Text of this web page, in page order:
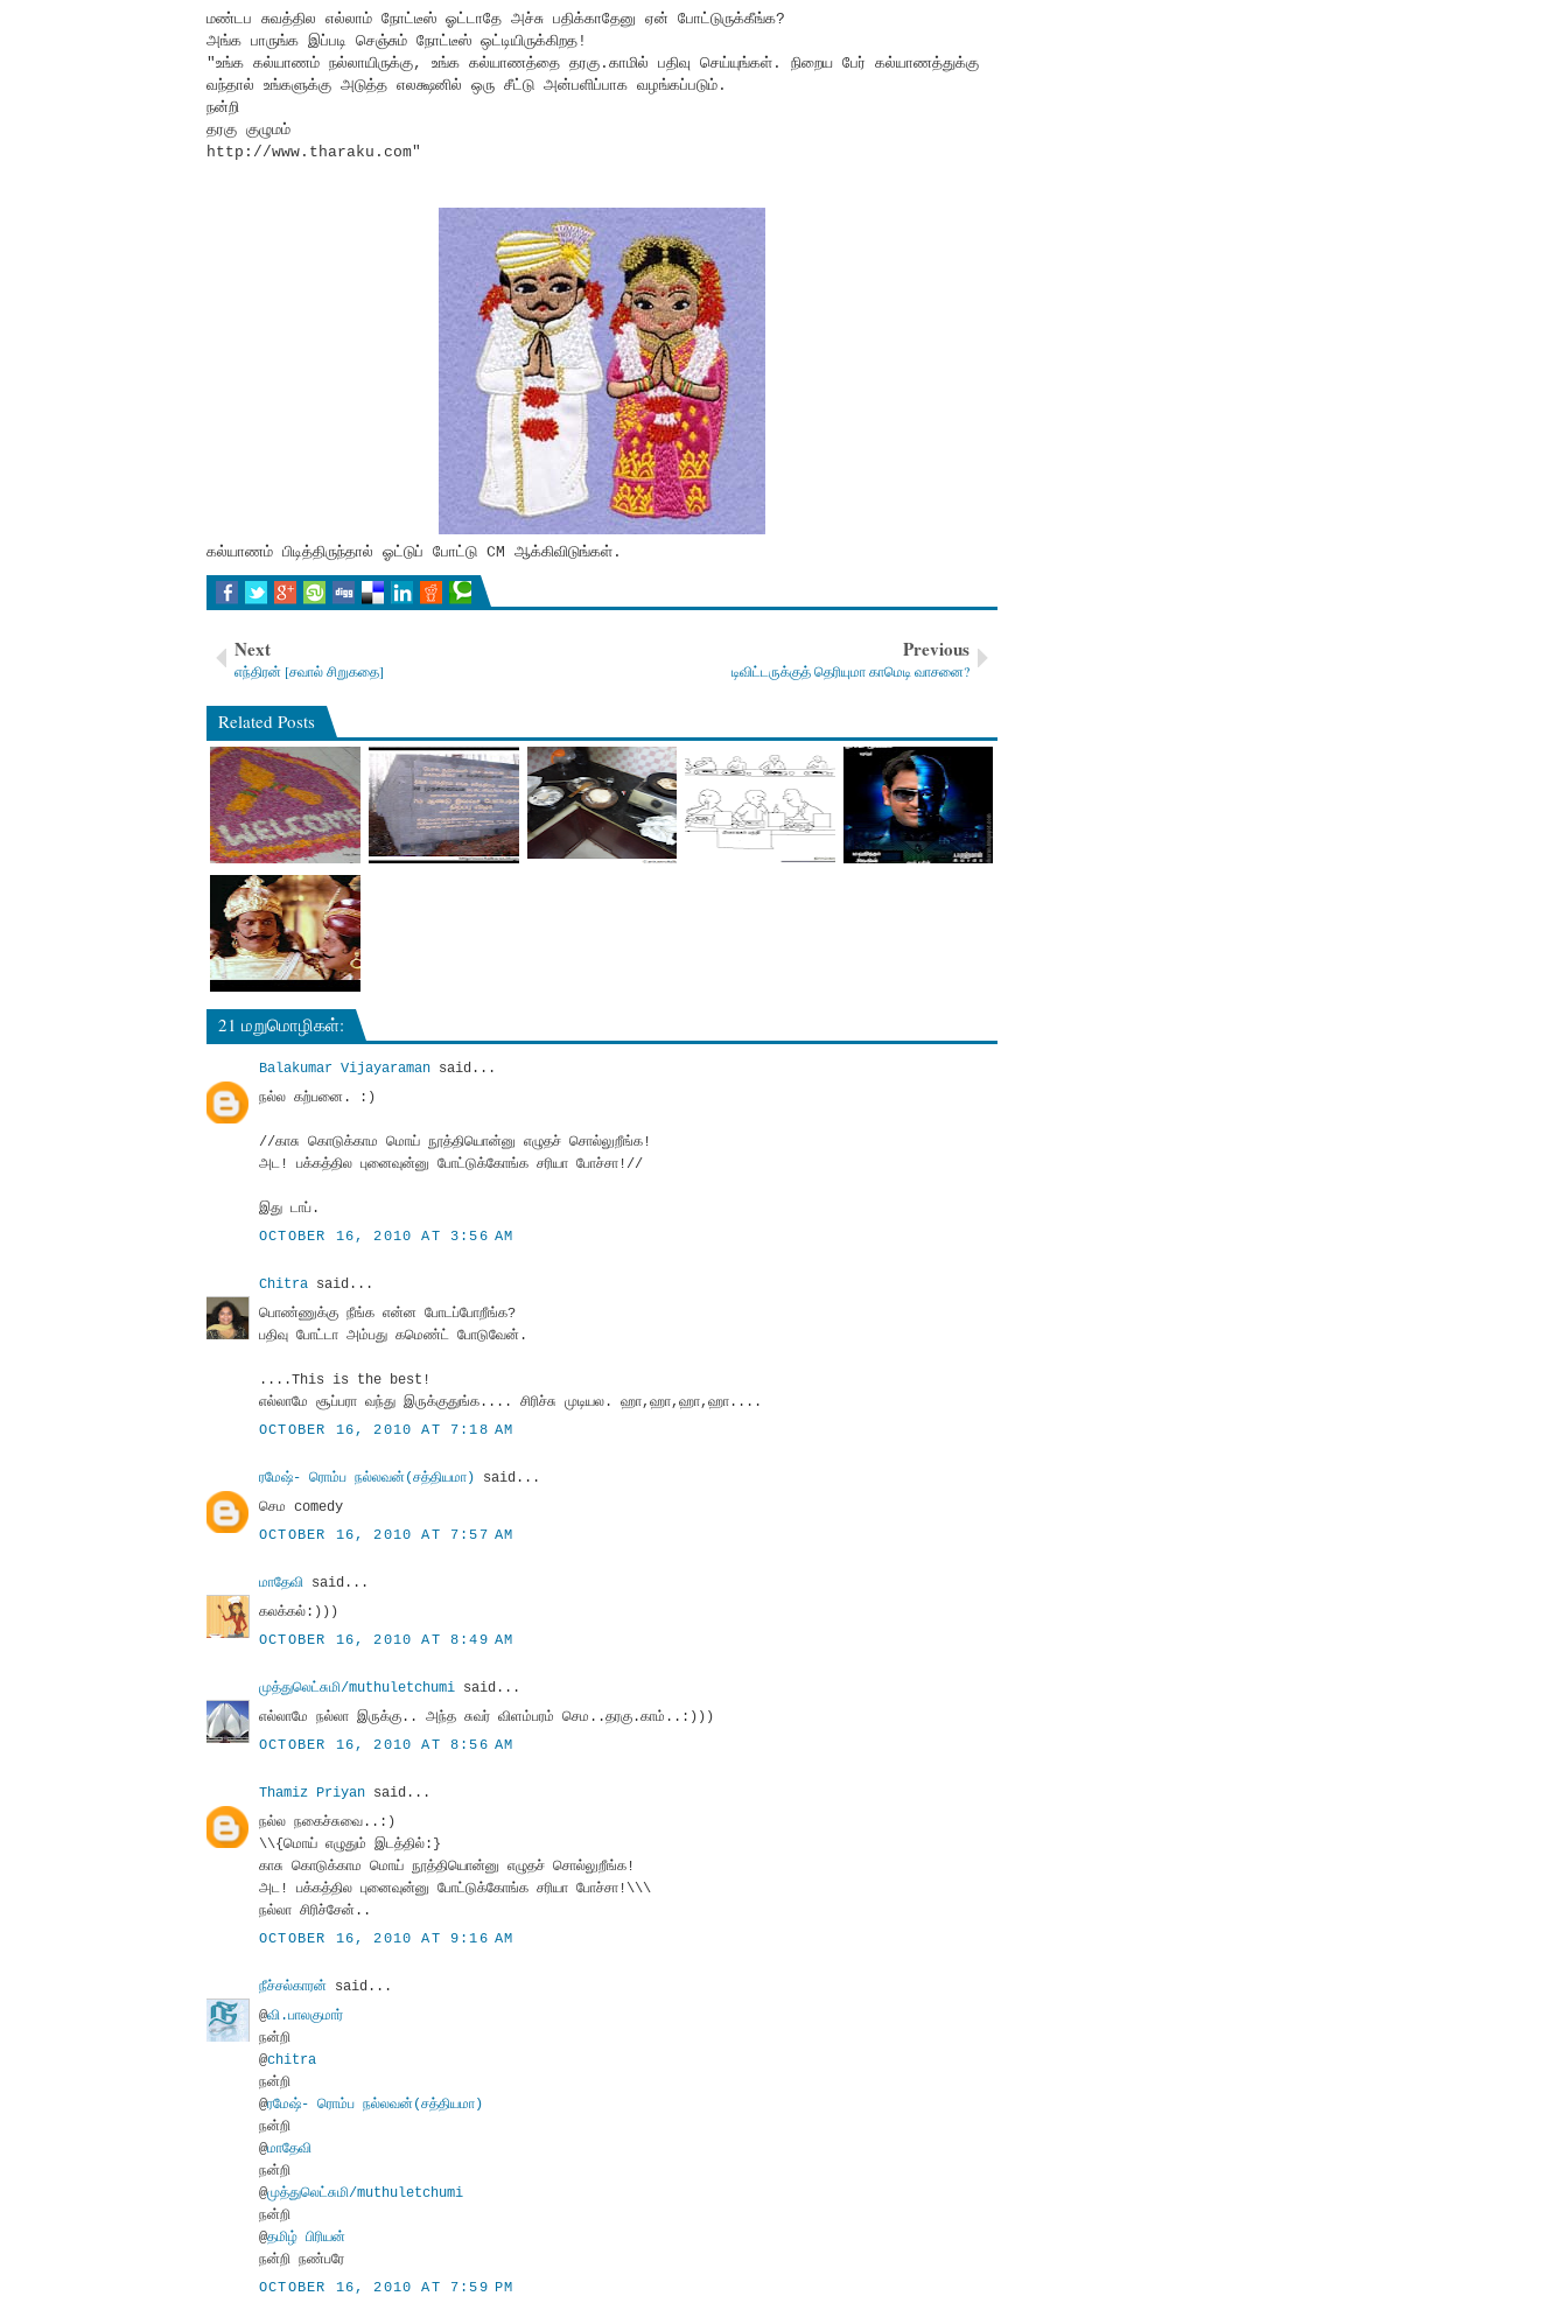
மண்டப சுவத்தில எல்லாம் நோட்டீஸ் ஓட்டாதே அச்சு பதிக்காதேனு ஏன் போட்டுருக்கீங்க?
அங்க பாருங்க இப்படி செஞ்சும் நோட்டீஸ் ஒட்டியிருக்கிறத!
"உங்க கல்யாணம் நல்லாயிருக்கு, உங்க கல்யாணத்தை தரகு.காமில் பதிவு செய்யுங்கள். நிறைய பேர் கல்யாணத்துக்கு
வந்தால் உங்களுக்கு அடுத்த எலக்ஷனில் ஒரு சீட்டு அன்பளிப்பாக வழங்கப்படும்.
நன்றி
தரகு குழுமம்
http://www.tharaku.com"
கல்யாணம் பிடித்திருந்தால் ஓட்டுப் போட்டு CM ஆக்கிவிடுங்கள்.
Next
எந்திரன் [சவால் சிறுகதை]
Previous
டிவிட்டருக்குத் தெரியுமா காமெடி வாசனை?
Related Posts
21 மறுமொழிகள்:
Balakumar Vijayaraman said...
நல்ல கற்பனை. :)
//காசு கொடுக்காம மொய் நூத்தியொன்னு எழுதச் சொல்லுறீங்க!
அட! பக்கத்தில புனைவுன்னு போட்டுக்கோங்க சரியா போச்சா!//
இது டாப்.
OCTOBER 16, 2010 AT 3:56 AM
Chitra said...
பொண்ணுக்கு நீங்க என்ன போடப்போறீங்க?
பதிவு போட்டா அம்பது கமெண்ட் போடுவேன்.
....This is the best!
எல்லாமே சூப்பரா வந்து இருக்குதுங்க.... சிரிச்சு முடியல. ஹா,ஹா,ஹா,ஹா....
OCTOBER 16, 2010 AT 7:18 AM
ரமேஷ்- ரொம்ப நல்லவன்(சத்தியமா) said...
செம comedy
OCTOBER 16, 2010 AT 7:57 AM
மாதேவி said...
கலக்கல்:)))
OCTOBER 16, 2010 AT 8:49 AM
முத்துலெட்சுமி/muthuletchumi said...
எல்லாமே நல்லா இருக்கு.. அந்த சுவர் விளம்பரம் செம..தரகு.காம்..:)))
OCTOBER 16, 2010 AT 8:56 AM
Thamiz Priyan said...
நல்ல நகைச்சுவை..:)
\\{மொய் எழுதும் இடத்தில்:}
காசு கொடுக்காம மொய் நூத்தியொன்னு எழுதச் சொல்லுறீங்க!
அட! பக்கத்தில புனைவுன்னு போட்டுக்கோங்க சரியா போச்சா!\\\
நல்லா சிரிச்சேன்..
OCTOBER 16, 2010 AT 9:16 AM
நீச்சல்காரன் said...
@வி.பாலகுமார்
நன்றி
@chitra
நன்றி
@ரமேஷ்- ரொம்ப நல்லவன்(சத்தியமா)
நன்றி
@மாதேவி
நன்றி
@முத்துலெட்சுமி/muthuletchumi
நன்றி
@தமிழ் பிரியன்
நன்றி நண்பரே
OCTOBER 16, 2010 AT 7:59 PM